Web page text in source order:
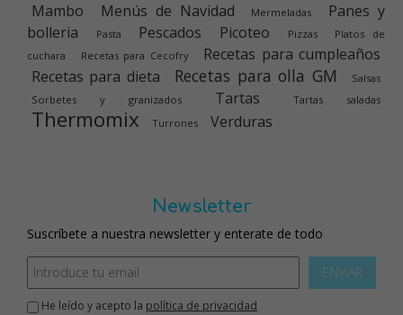
Mambo Menús de Navidad Mermeladas
Panes y
bolleria
Pasta Pescados Picoteo Pizzas
Platos de
cuchara
Recetas para Cecofry
Recetas para cumpleaños
Recetas para dieta
Recetas para olla GM
Salsas
Sorbetes y granizados
Tartas Tartas saladas
Thermomix Turrones Verduras
Newsletter
Suscríbete a nuestra newsletter y enterate de todo
ENVIAR
He leído y acepto la política de privacidad